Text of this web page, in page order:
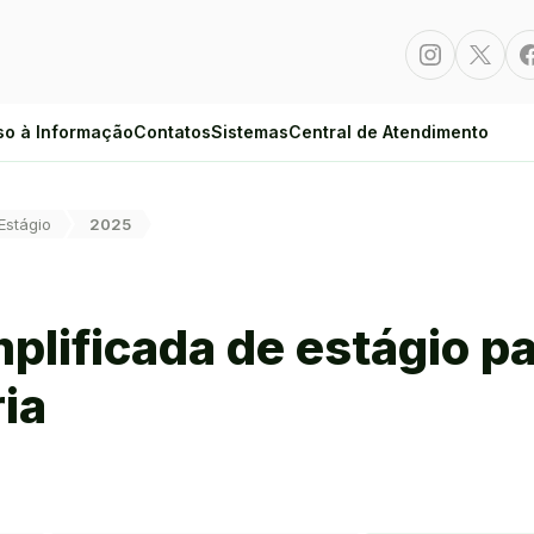
Instagram
à InformaçãoContatosSistemasCentral de Atendimento
Estágio 2025
de estágio